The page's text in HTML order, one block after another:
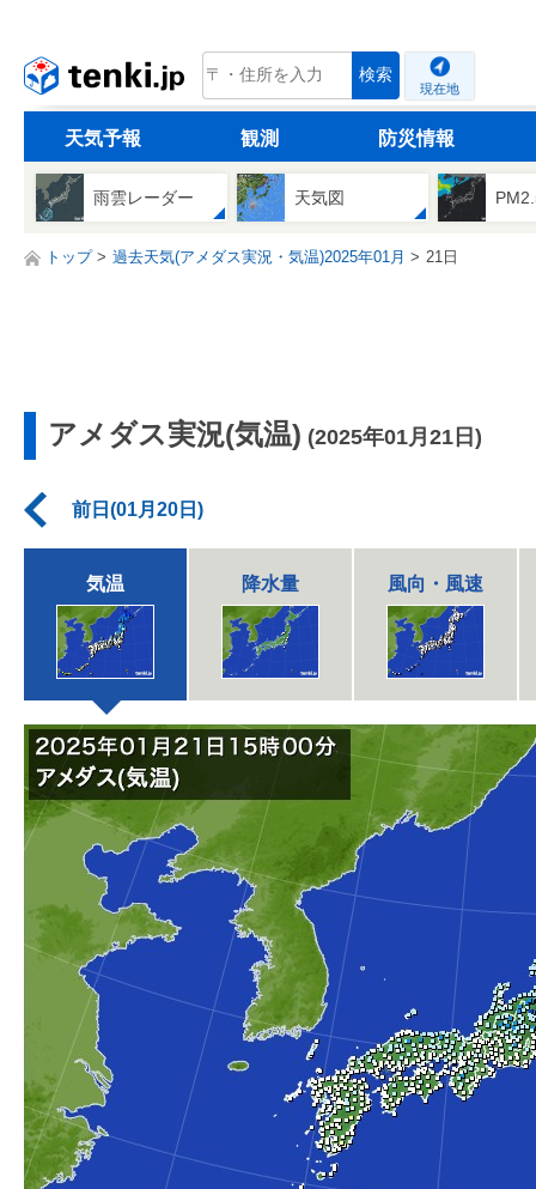
tenki.jp 検索
現在地
天気予報 観測 防災情報
雨雲レーダー 天気図
トップ 過去天気(アメダス実況・気温)2025年01月 21日
アメダス実況(気温) (2025年01月21日)
前日(01月20日)
気温 降水量 風向・風速